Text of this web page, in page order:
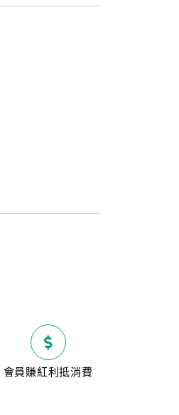
會員賺紅利抵消費